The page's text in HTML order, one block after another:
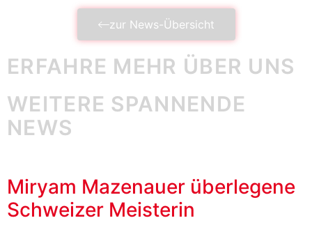
zur News-Übersicht
ERFAHRE MEHR ÜBER UNS
WEITERE SPANNENDE
NEWS
Miryam Mazenauer überlegene
Schweizer Meisterin